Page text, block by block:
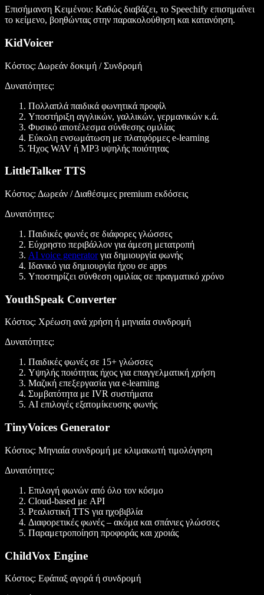
Επισήμανση Κειμένου: Καθώς διαβάζει, το Speechify επισημαίνει
το κείμενο, βοηθώντας στην παρακολούθηση και κατανόηση.
KidVoicer
Κόστος: Δωρεάν δοκιμή / Συνδρομή
Δυνατότητες:
Πολλαπλά παιδικά φωνητικά προφίλ
Υποστήριξη αγγλικών, γαλλικών, γερμανικών κ.ά.
Φυσικό αποτέλεσμα σύνθεσης ομιλίας
Εύκολη ενσωμάτωση με πλατφόρμες e-learning
Ήχος WAV ή MP3 υψηλής ποιότητας
LittleTalker TTS
Κόστος: Δωρεάν / Διαθέσιμες premium εκδόσεις
Δυνατότητες:
Παιδικές φωνές σε διάφορες γλώσσες
Εύχρηστο περιβάλλον για άμεση μετατροπή
AI voice generatorγια δημιουργία φωνής
Ιδανικό για δημιουργία ήχου σε apps
Υποστηρίζει σύνθεση ομιλίας σε πραγματικό χρόνο
YouthSpeak Converter
Κόστος: Χρέωση ανά χρήση ή μηνιαία συνδρομή
Δυνατότητες:
Παιδικές φωνές σε 15+ γλώσσες
Υψηλής ποιότητας ήχος για επαγγελματική χρήση
Μαζική επεξεργασία για e-learning
Συμβατότητα με IVR συστήματα
AI επιλογές εξατομίκευσης φωνής
TinyVoices Generator
Κόστος: Μηνιαία συνδρομή με κλιμακωτή τιμολόγηση
Δυνατότητες:
Επιλογή φωνών από όλο τον κόσμο
Cloud-based με API
Ρεαλιστική TTS για ηχοβιβλία
Διαφορετικές φωνές – ακόμα και σπάνιες γλώσσες
Παραμετροποίηση προφοράς και χροιάς
ChildVox Engine
Κόστος: Εφάπαξ αγορά ή συνδρομή